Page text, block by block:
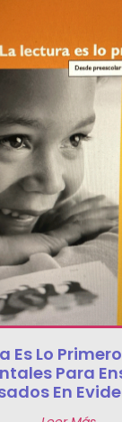
Es Lo
Para
En